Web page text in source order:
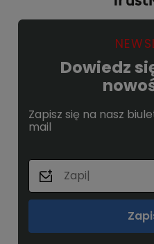
Dowiedz
Zapisz się na nasz
mail